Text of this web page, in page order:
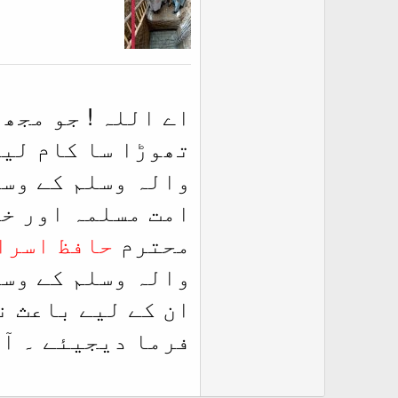
اے اللہ ! جو
تھوڑا سا کام
والہ وسلم کے
امت مسلمہ اور
محترم حافظ
والہ وسلم کے
ان کے لیے باعث
فرما دیجیئے ۔